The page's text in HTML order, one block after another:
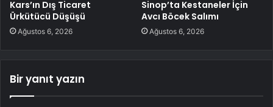
Kars’ın Dış Ticaret
Ürkütücü Düşüşü
Ağustos 6, 2026
Sinop’ta Kestaneler İçin
Avcı Böcek Salımı
Ağustos 6, 2026
Bir yanıt yazın